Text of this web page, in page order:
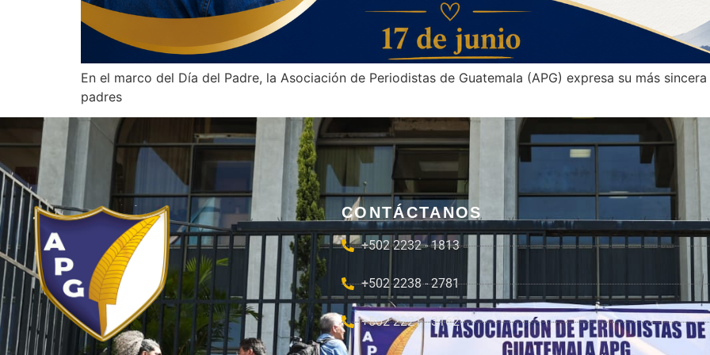
En el marco del Día del Padre, la Asociación de Periodistas de Guatemala (APG) expresa su más
padres
CONTÁCTANOS
+502 2232 - 1813
+502 2238 - 2781
+502 2221 - 3162